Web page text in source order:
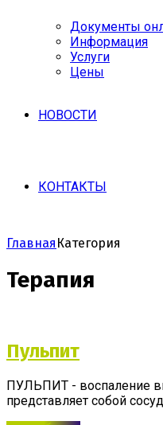
Документы
Информация
Услуги
Цены
НОВОСТИ
КОНТАКТЫ
Главная Категория
Терапия
Пульпит
ПУЛЬПИТ - воспаление
представляет собой